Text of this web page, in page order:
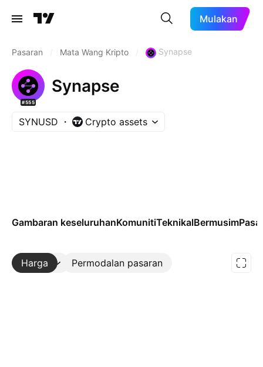
Mulakan
Pasaran Mata Wang Kripto Synapse
#555
Synapse
SYNUSD Crypto assets
Gambaran keseluruhanKomunitiTeknikalBermusim
Harga Permodalan pasaran
Lebih